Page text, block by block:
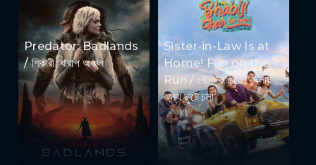
Predator: Badlands
/ শিকারী: খারাপ অঞ্চল
Sister-in-Law Is at
Home! Fun on the
Run / বৌমা বাড়িতে! খেলার
জন্য ছুটে চলা